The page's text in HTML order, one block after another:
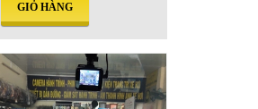
GIỎ HÀNG